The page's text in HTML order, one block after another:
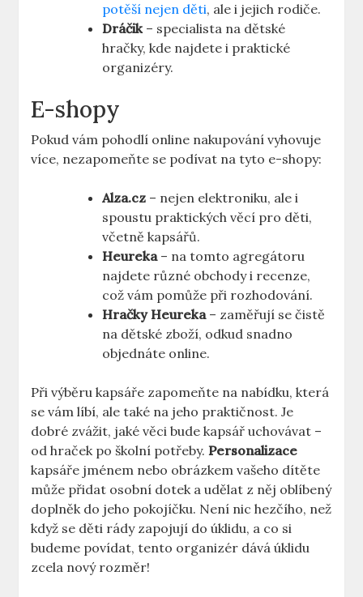
potěší nejen děti, ale i jejich rodiče.
Dráčik– specialista na dětské
hračky, kde najdete i praktické
organizéry.
E-shopy
Pokud vám pohodlí online nakupování vyhovuje
více, nezapomeňte se podívat na tyto e-shopy:
Alza.cz – nejen elektroniku, ale i
spoustu praktických věcí pro děti,
včetně kapsářů.
Heureka– na tomto agregátoru
najdete různé obchody i recenze,
což vám pomůže při rozhodování.
Hračky Heureka– zaměřují se čistě
na dětské zboží, odkud snadno
objednáte online.
Při výběru kapsáře zapomeňte na nabídku, která
se vám líbí, ale také na jeho praktičnost. Je
dobré zvážit, jaké věci bude kapsář uchovávat –
od hraček po školní potřeby.Personalizace
kapsáře jménem nebo obrázkem vašeho dítěte
může přidat osobní dotek a udělat z něj oblíbený
doplněk do jeho pokojíčku. Není nic hezčího, než
když se děti rády zapojují do úklidu, a co si
budeme povídat, tento organizér dává úklidu
zcela nový rozměr!